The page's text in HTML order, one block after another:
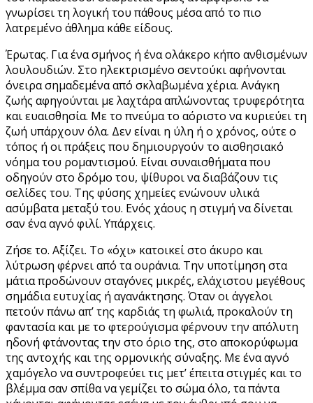
γνωρίσει τη λογική του πάθους μέσα από το πιο
λατρεμένο άθλημα κάθε είδους.
Έρωτας. Για ένα σμήνος ή ένα ολάκερο κήπο ανθισμένων
λουλουδιών. Στο ηλεκτρισμένο σεντούκι αφήνονται
όνειρα σημαδεμένα από σκλαβωμένα χέρια. Ανάγκη
ζωής αφηγούνται με λαχτάρα απλώνοντας τρυφερότητα
και ευαισθησία. Με το πνεύμα το αόριστο να κυριεύει τη
ζωή υπάρχουν όλα. Δεν είναι η ύλη ή ο χρόνος, ούτε ο
τόπος ή οι πράξεις που δημιουργούν το αισθησιακό
νόημα του ρομαντισμού. Είναι συναισθήματα που
οδηγούν στο δρόμο του, ψίθυροι να διαβάζουν τις
σελίδες του. Της φύσης χημείες ενώνουν υλικά
ασύμβατα μεταξύ του. Ενός χάους η στιγμή να δίνεται
σαν ένα αγνό φιλί. Υπάρχεις.
Ζήσε το. Αξίζει. Το «όχι» κατοικεί στο άκυρο και
λύτρωση φέρνει από τα ουράνια. Την υποτίμηση στα
μάτια προδώνουν σταγόνες μικρές, ελάχιστου μεγέθους
σημάδια ευτυχίας ή αγανάκτησης. Όταν οι άγγελοι
πετούν πάνω απ’ της καρδιάς τη φωλιά, προκαλούν τη
φαντασία και με το φτερούγισμα φέρνουν την απόλυτη
ηδονή φτάνοντας την στο όριο της, στο αποκορύφωμα
της αντοχής και της ορμονικής σύναξης. Με ένα αγνό
χαμόγελο να συντροφεύει τις μετ’ έπειτα στιγμές και το
βλέμμα σαν σπίθα να γεμίζει το σώμα όλο, τα πάντα